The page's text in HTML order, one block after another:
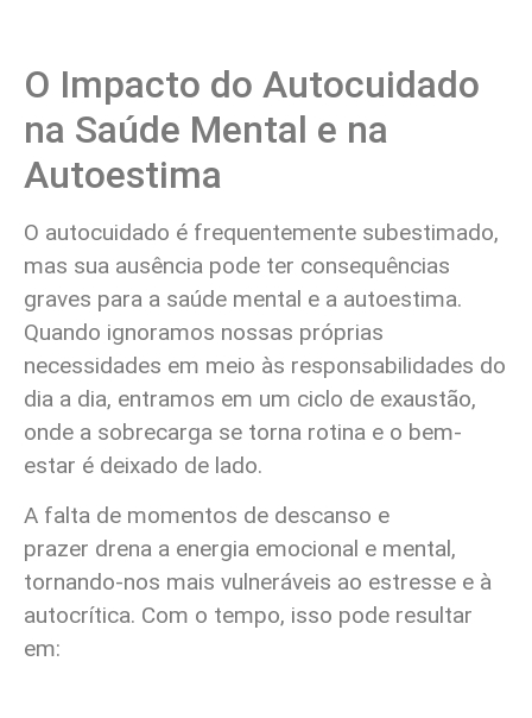
O Impacto do Autocuidado
na Saúde Mental e na
Autoestima
O autocuidado é frequentemente subestimado,
mas sua ausência pode ter consequências
graves para a saúde mental e a autoestima.
Quando ignoramos nossas próprias
necessidades em meio às responsabilidades do
dia a dia, entramos em um ciclo de exaustão,
onde a sobrecarga se torna rotina e o bem-
estar é deixado de lado.
A falta de momentos de descanso e
prazer drena a energia emocional e mental,
tornando-nos mais vulneráveis ao estresse e à
autocrítica. Com o tempo, isso pode resultar
em: